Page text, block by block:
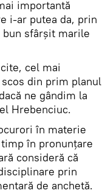
importantă
i-ar putea da, prin
bun sfârșit marile
cel mai
din prim planul
ne gândim la
Hrebenciuc.
în materie
în pronunțare
consideră că
prin
de anchetă.